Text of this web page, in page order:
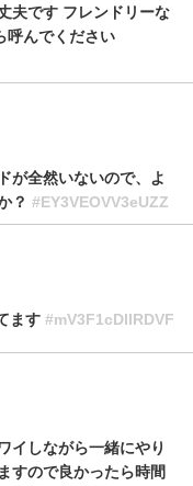
夫です フレンドリーな
呼んでください
が全然いないので、よ
？ #EY3VEOVV3eUZZ
ます #mV3F1cDlIRDVF
イしながら一緒にやり
すので良かったら時間